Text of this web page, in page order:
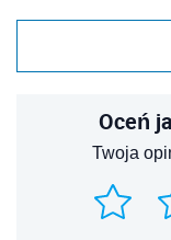
Oceń
Twoja